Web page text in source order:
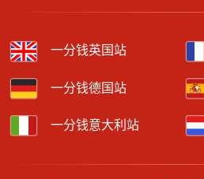
一分钱英国站
一分钱德国站
一分钱意大利站